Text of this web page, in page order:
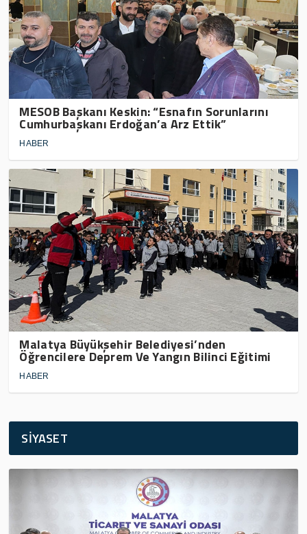
MESOB Başkanı Keskin: “Esnafın Sorunlarını
Cumhurbaşkanı Erdoğan’a Arz Ettik”
HABER
Malatya Büyükşehir Belediyesi’nden
Öğrencilere Deprem Ve Yangın Bilinci Eğitimi
HABER
SİYASET